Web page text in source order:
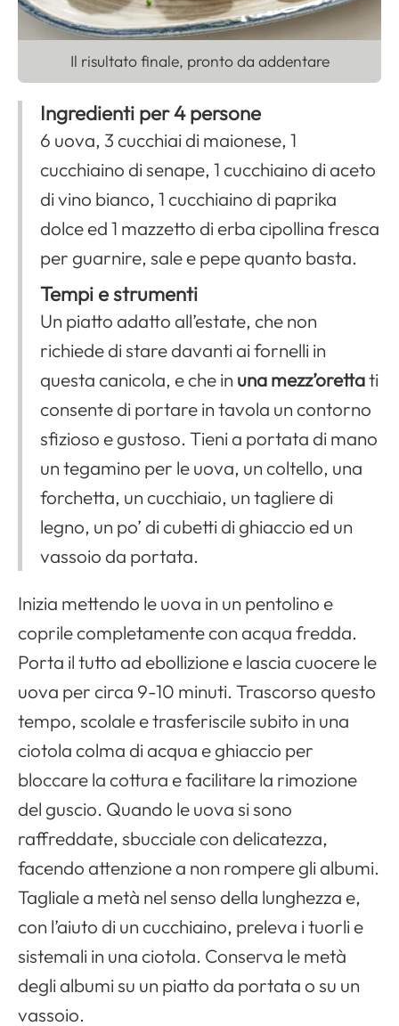
Il risultato finale, pronto da addentare
Ingredienti per 4 persone
6 uova, 3 cucchiai di maionese, 1
cucchiaino di senape, 1 cucchiaino di aceto
di vino bianco, 1 cucchiaino di paprika
dolce ed 1 mazzetto di erba cipollina fresca
per guarnire, sale e pepe quanto basta.
Tempi e strumenti
Un piatto adatto all’estate, che non
richiede di stare davanti ai fornelli in
questa canicola, e che in una mezz’orettati
consente di portare in tavola un contorno
sfizioso e gustoso. Tieni a portata di mano
un tegamino per le uova, un coltello, una
forchetta, un cucchiaio, un tagliere di
legno, un po’ di cubetti di ghiaccio ed un
vassoio da portata.
Inizia mettendo le uova in un pentolino e
coprile completamente con acqua fredda.
Porta il tutto ad ebollizione e lascia cuocere le
uova per circa 9-10 minuti. Trascorso questo
tempo, scolale e trasferiscile subito in una
ciotola colma di acqua e ghiaccio per
bloccare la cottura e facilitare la rimozione
del guscio. Quando le uova si sono
raffreddate, sbucciale con delicatezza,
facendo attenzione a non rompere gli albumi.
Tagliale a metà nel senso della lunghezza e,
con l’aiuto di un cucchiaino, preleva i tuorli e
sistemali in una ciotola. Conserva le metà
degli albumi su un piatto da portata o su un
vassoio.